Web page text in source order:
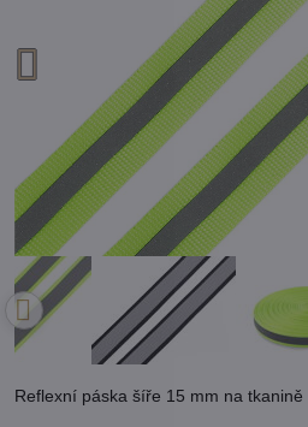
Reflexní páska šíře 15 mm na tkanině